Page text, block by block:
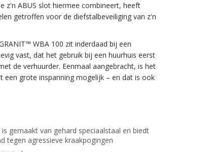
z'n ABUS slot hiermee combineert, heeft
getroffen voor de diefstalbeveiliging van z'n
WBA 100 zit inderdaad bij een
vast, dat het gebruik bij een huurhuis eerst
de verhuurder. Eenmaal aangebracht, is het
een grote inspanning mogelijk – en dat is ook
gemaakt van gehard speciaalstaal en biedt
tegen agressieve kraakpogingen